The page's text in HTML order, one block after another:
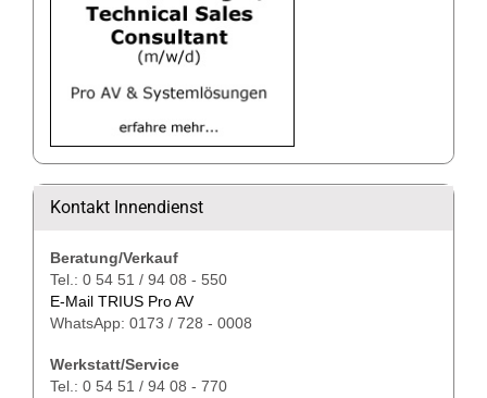
Kontakt Innendienst
Beratung/Verkauf
Tel.: 0 54 51 / 94 08 - 550
E-Mail TRIUS Pro AV
WhatsApp: 0173 / 728 - 0008
Werkstatt/Service
Tel.: 0 54 51 / 94 08 - 770